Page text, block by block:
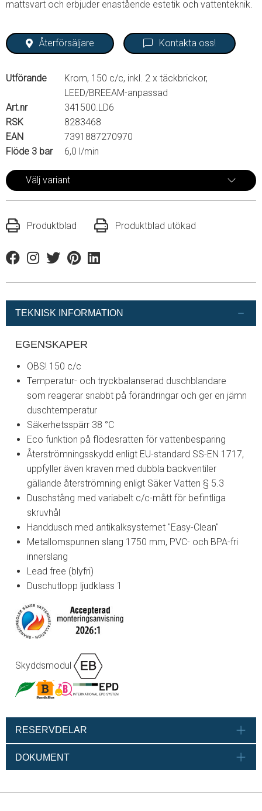
mattsvart och erbjuder enastående estetik och vattenteknik.
Återförsäljare Kontakta oss!
Utförande
Krom, 150 c/c, inkl. 2 x täckbrickor,
LEED/BREEAM-anpassad
Art.nr
341500.LD6
RSK
8283468
EAN
7391887270970
Flöde 3 bar
6,0 l/min
Välj variant
Produktblad Produktblad utökad
FacebookInstagram
TwitterPinterestLinkedin
TEKNISK INFORMATION
EGENSKAPER
OBS! 150 c/c
Temperatur- och tryckbalanserad duschblandare
som reagerar snabbt på förändringar och ger en jämn
duschtemperatur
Säkerhetsspärr 38 °C
Eco funktion på flödesratten för vattenbesparing
Återströmningsskydd enligt EU-standard SS-EN 1717,
uppfyller även kraven med dubbla backventiler
gällande återströmning enligt Säker Vatten § 5.3
Duschstång med variabelt c/c-mått för befintliga
skruvhål
Handdusch med antikalksystemet "Easy-Clean"
Metallomspunnen slang 1750 mm, PVC- och BPA-fri
innerslang
Lead free (blyfri)
Duschutlopp ljudklass 1
Skyddsmodul
RESERVDELAR
DOKUMENT